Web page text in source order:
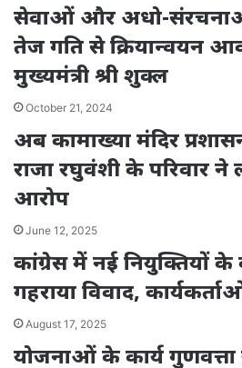
सेवाओं और अधो-संरचनाओं
तेज गति से क्रियान्वयन
मुख्यमंत्री श्री शुक्ल
October 21, 2024
अब कामाख्या मंदिर
राजा रघुवंशी के परिवार
आरोप
June 12, 2025
कांग्रेस में नई नियुक्तियों के
गहराया विवाद,
August 17, 2025
योजनाओं के कार्य गुणवत्ता